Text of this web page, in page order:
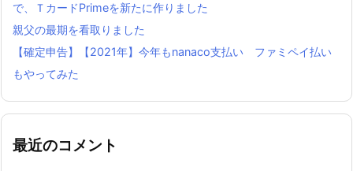
で、ＴカードPrimeを新たに作りました
親父の最期を看取りました
【確定申告】【2021年】今年もnanaco支払い ファミペイ払い
もやってみた
最近のコメント